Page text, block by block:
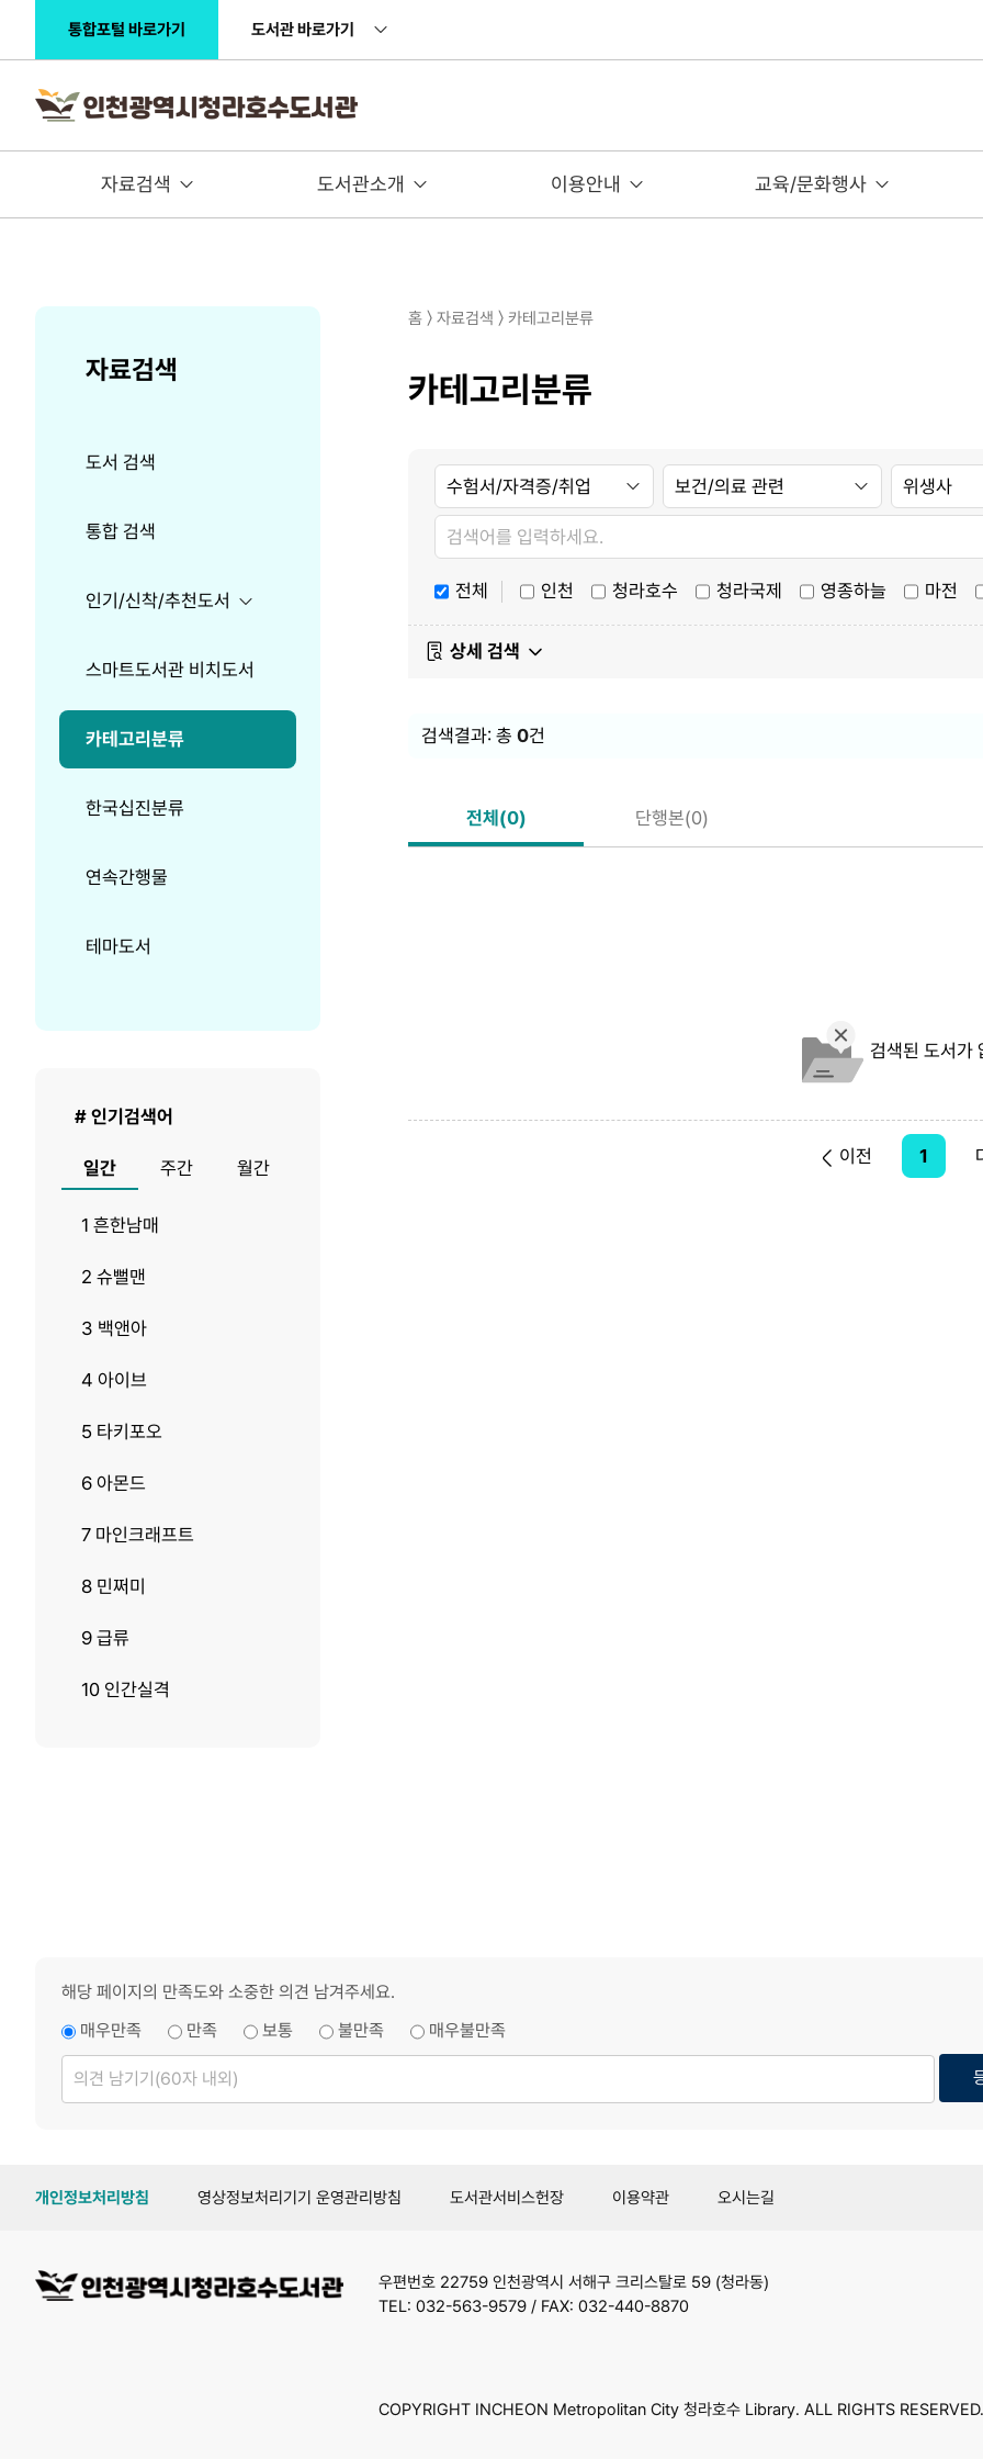
통합포털 바로가기 도서관 바로가기
자료검색 도서관소개 이용안내 교육/문화행사
자료검색
도서 검색
통합 검색
인기/신착/추천도서
스마트도서관 비치도서
카테고리분류
한국십진분류
연속간행물
테마도서
# 인기검색어
일간 주간 월간
1 흔한남매
2 슈뻘맨
3 백앤아
4 아이브
5 타키포오
6 아몬드
7 마인크래프트
8 민쩌미
9 급류
10 인간실격
홈 〉 자료검색 〉 카테고리분류
카테고리분류
대
분
류
중
분
류
소
분
류
검
색
검
색
내
용 전체 인천 청라호수 청라국제 영종하늘 마전
상세 검색
검색결과: 총 0건
전체(0) 단행본(0)
검색된 도서가
이전 1
해당 페이지의 만족도와 소중한 의견 남겨주세요.
매우만족
만족 보통 불만족
매우불만족
의
견
남
개인정보처리방침 영상정보처리기기 운영관리방침 도서관서비스헌장 이용약관 오시는길
우편번호 22759 인천광역시 서해구 크리스탈로 59 (청라동)
TEL: 032-563-9579 / FAX: 032-440-8870
COPYRIGHT INCHEON Metropolitan City 청라호수 Library. ALL RIGHTS RESERVED.